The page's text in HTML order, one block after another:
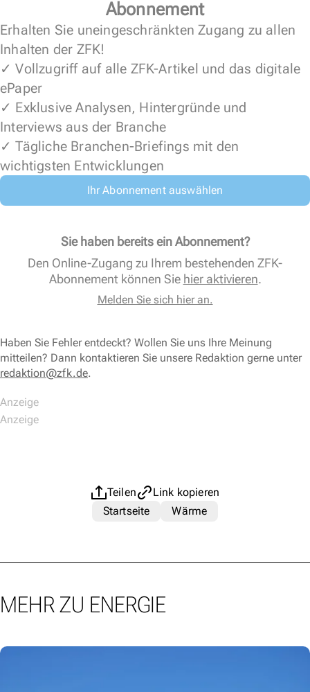
Abonnement
Erhalten Sie uneingeschränkten Zugang zu allen
Inhalten der ZFK!
✓ Vollzugriff auf alle ZFK-Artikel und das digitale
ePaper
✓ Exklusive Analysen, Hintergründe und
Interviews aus der Branche
✓ Tägliche Branchen-Briefings mit den
wichtigsten Entwicklungen
Ihr Abonnement auswählen
Sie haben bereits ein Abonnement?
Den Online-Zugang zu Ihrem bestehenden ZFK-
Abonnement können Sie hier aktivieren.
Melden Sie sich hier an.
Haben Sie Fehler entdeckt? Wollen Sie uns Ihre Meinung
mitteilen? Dann kontaktieren Sie unsere Redaktion gerne unter
redaktion@zfk.de.
Teilen
Link kopieren
Startseite
Wärme
MEHR ZU ENERGIE